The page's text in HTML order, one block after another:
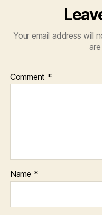
Your email address will
Comment *
Name *